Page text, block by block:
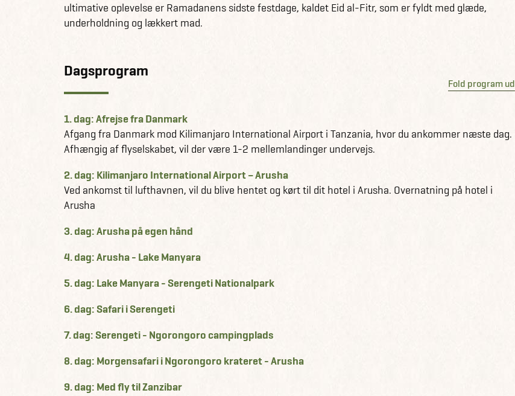
ultimative oplevelse er Ramadanens sidste festdage, kaldet Eid al-Fitr, som er fyldt med glæde,
underholdning og lækkert mad.
Dagsprogram
Fold program ud
1. dag: Afrejse fra Danmark
Afgang fra Danmark mod Kilimanjaro International Airport i Tanzania, hvor du ankommer næste dag.
Afhængig af flyselskabet, vil der være 1-2 mellemlandinger undervejs.
2. dag: Kilimanjaro International Airport – Arusha
Ved ankomst til lufthavnen, vil du blive hentet og kørt til dit hotel i Arusha. Overnatning på hotel i
Arusha
3. dag: Arusha på egen hånd
4. dag: Arusha - Lake Manyara
5. dag: Lake Manyara - Serengeti Nationalpark
6. dag: Safari i Serengeti
7. dag: Serengeti - Ngorongoro campingplads
8. dag: Morgensafari i Ngorongoro krateret - Arusha
9. dag: Med fly til Zanzibar